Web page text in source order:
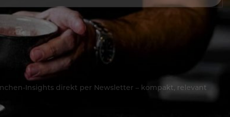
Insights direkt per Newsletter – kompakt, relevant